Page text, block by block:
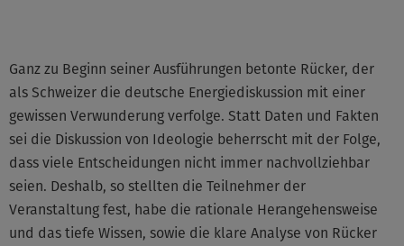
Ganz zu Beginn seiner Ausführungen betonte Rücker, der
als Schweizer die deutsche Energiediskussion mit einer
gewissen Verwunderung verfolge. Statt Daten und Fakten
sei die Diskussion von Ideologie beherrscht mit der Folge,
dass viele Entscheidungen nicht immer nachvollziehbar
seien. Deshalb, so stellten die Teilnehmer der
Veranstaltung fest, habe die rationale Herangehensweise
und das tiefe Wissen, sowie die klare Analyse von Rücker